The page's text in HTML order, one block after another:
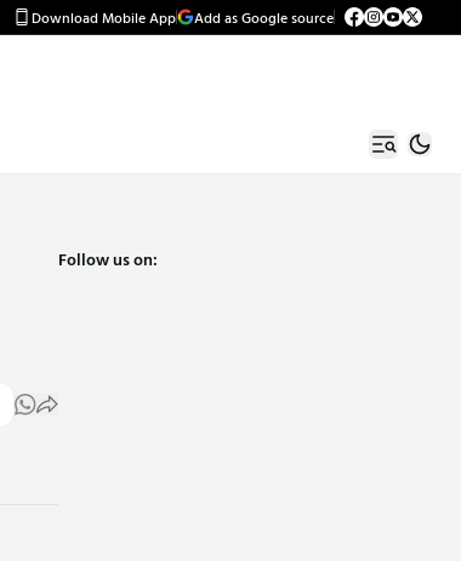
Download Mobile App Add as Google source
Follow us on: